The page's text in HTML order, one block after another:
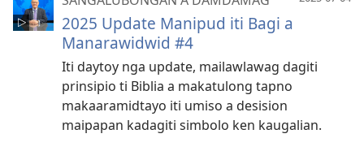
2025 Update Manipud iti Bagi a
Manarawidwid #4
Iti daytoy nga update, mailawlawag dagiti
prinsipio ti Biblia a makatulong tapno
makaaramidtayo iti umiso a desision
maipapan kadagiti simbolo ken kaugalian.